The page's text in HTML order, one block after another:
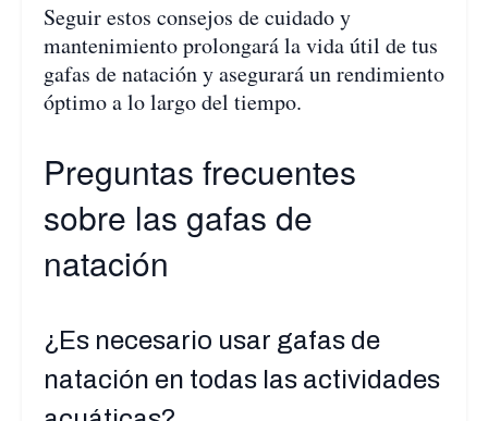
Seguir estos consejos de cuidado y
mantenimiento prolongará la vida útil de tus
gafas de natación y asegurará un rendimiento
óptimo a lo largo del tiempo.
Preguntas frecuentes
sobre las gafas de
natación
¿Es necesario usar gafas de
natación en todas las actividades